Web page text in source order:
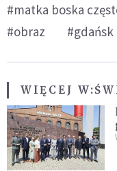
#matka boska
#obraz
#gdańsk
WIĘCEJ W: